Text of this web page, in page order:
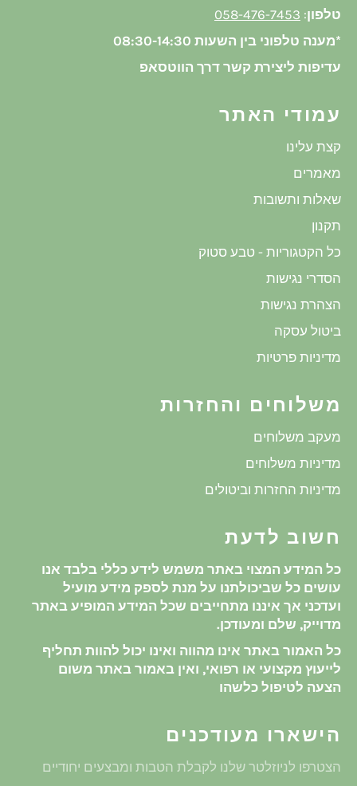
טלפון:
058-476-7453
*מענה טלפוני בין השעות 08:30-14:30
עדיפות ליצירת קשר דרך הווטסאפ
עמודי האתר
קצת עלינו
מאמרים
שאלות ותשובות
תקנון
כל הקטגוריות - טבע סטוק
הסדרי נגישות
הצהרת נגישות
ביטול עסקה
מדיניות פרטיות
משלוחים והחזרות
מעקב משלוחים
מדיניות משלוחים
מדיניות החזרות וביטולים
חשוב לדעת
כל המידע המצוי באתר משמש לידע כללי בלבד אנו
עושים כל שביכולתנו על מנת לספק מידע מועיל
ועדכני אך איננו מתחייבים שכל המידע המופיע באתר
מדוייק, שלם ומעודכן.
כל האמור באתר אינו מהווה ואינו יכול להוות תחליף
לייעוץ מקצועי או רפואי, ואין באמור באתר משום
הצעה לטיפול כלשהו
הישארו מעודכנים
הצטרפו לניוזלטר שלנו לקבלת הטבות ומבצעים יחודיים